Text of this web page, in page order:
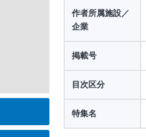
作者所属施設／
企業
掲載号
目次区分
特集名